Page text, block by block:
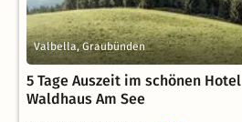
Valbella, Graubünden
5 Tage Auszeit im schönen Hotel
Waldhaus Am See